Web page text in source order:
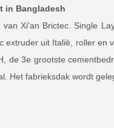
in Bangladesh
Xi'an Brictec. Single
extruder uit Italië, roller en
de 3e grootste
Het fabrieksdak wordt